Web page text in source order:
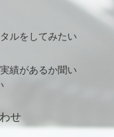
ルをしてみたい
績があるか聞い
せ